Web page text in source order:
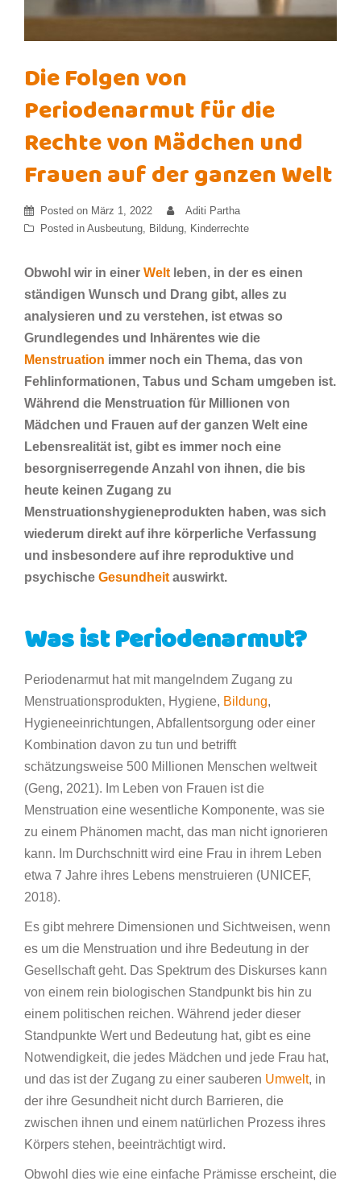
Die Folgen von
Periodenarmut für die
Rechte von Mädchen und
Frauen auf der ganzen Welt
Posted on März 1, 2022
Aditi Partha
Posted in Ausbeutung, Bildung, Kinderrechte
Obwohl wir in einer Welt leben, in der es einen
ständigen Wunsch und Drang gibt, alles zu
analysieren und zu verstehen, ist etwas so
Grundlegendes und Inhärentes wie die
Menstruation immer noch ein Thema, das von
Fehlinformationen, Tabus und Scham umgeben ist.
Während die Menstruation für Millionen von
Mädchen und Frauen auf der ganzen Welt eine
Lebensrealität ist, gibt es immer noch eine
besorgniserregende Anzahl von ihnen, die bis
heute keinen Zugang zu
Menstruationshygieneprodukten haben, was sich
wiederum direkt auf ihre körperliche Verfassung
und insbesondere auf ihre reproduktive und
psychische Gesundheit auswirkt.
Was ist Periodenarmut?
Periodenarmut hat mit mangelndem Zugang zu
Menstruationsprodukten, Hygiene, Bildung,
Hygieneeinrichtungen, Abfallentsorgung oder einer
Kombination davon zu tun und betrifft
schätzungsweise 500 Millionen Menschen weltweit
(Geng, 2021). Im Leben von Frauen ist die
Menstruation eine wesentliche Komponente, was sie
zu einem Phänomen macht, das man nicht ignorieren
kann. Im Durchschnitt wird eine Frau in ihrem Leben
etwa 7 Jahre ihres Lebens menstruieren (UNICEF,
2018).
Es gibt mehrere Dimensionen und Sichtweisen, wenn
es um die Menstruation und ihre Bedeutung in der
Gesellschaft geht. Das Spektrum des Diskurses kann
von einem rein biologischen Standpunkt bis hin zu
einem politischen reichen. Während jeder dieser
Standpunkte Wert und Bedeutung hat, gibt es eine
Notwendigkeit, die jedes Mädchen und jede Frau hat,
und das ist der Zugang zu einer sauberen Umwelt, in
der ihre Gesundheit nicht durch Barrieren, die
zwischen ihnen und einem natürlichen Prozess ihres
Körpers stehen, beeinträchtigt wird.
Obwohl dies wie eine einfache Prämisse erscheint, die